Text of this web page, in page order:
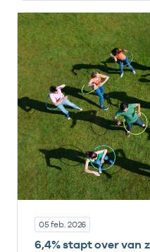
05 feb. 2026
6,4% stapt over van